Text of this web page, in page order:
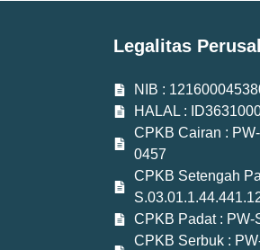
Legalitas
NIB :
HALAL :
CPKB Cairan :
0457
CPKB Setengah
CPKB Padat : PW-
CPKB Serbuk :